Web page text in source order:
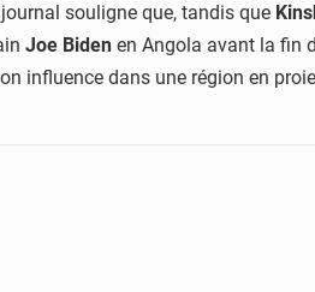
souligne que, tandis que
Joe Biden en Angola avant la fin
influence dans une région en